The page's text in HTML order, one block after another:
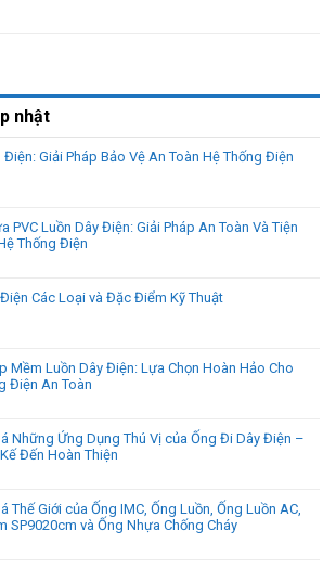
nhật
Điện: Giải Pháp Bảo Vệ An Toàn Hệ Thống Điện
PVC Luồn Dây Điện: Giải Pháp An Toàn Và Tiện
Thống Điện
Các Loại và Đặc Điểm Kỹ Thuật
Mềm Luồn Dây Điện: Lựa Chọn Hoàn Hảo Cho
Điện An Toàn
Những Ứng Dụng Thú Vị của Ống Đi Dây Điện –
Đến Hoàn Thiện
Thế Giới của Ống IMC, Ống Luồn, Ống Luồn AC,
SP9020cm và Ống Nhựa Chống Cháy